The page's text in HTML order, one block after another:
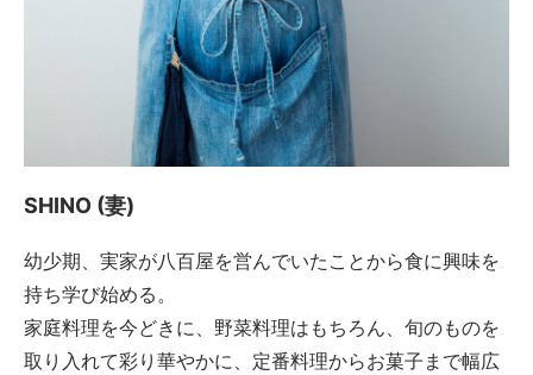
SHINO (妻)
幼少期、実家が八百屋を営んでいたことから食に興味を
持ち学び始める。
家庭料理を今どきに、野菜料理はもちろん、旬のものを
取り入れて彩り華やかに、定番料理からお菓子まで幅広